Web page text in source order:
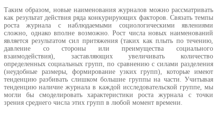
Таким образом, новые наименования журналов можно рассматривать
как результат действия ряда конкурирующих факторов. Связать темпы
роста журнала с наблюдаемыми социологическими явлениями
сложно, однако вполне возможно. Рост числа новых наименований
является результатом сил притяжения (таких как плыть по течению,
давление со стороны или преимущества социального
взаимодействия), заставляющих увеличивать количество
определенных социальных групп, по сравнению с силами разделения
(неудобные размеры, формирование узких групп), которые имеют
тенденцию разбивать слишком большие группы на части. Учитывая
тенденцию наличие журнала в каждой исследовательской группе, мы
могли бы смоделировать характеристики роста журнала с точки
зрения среднего числа этих групп в любой момент времени.